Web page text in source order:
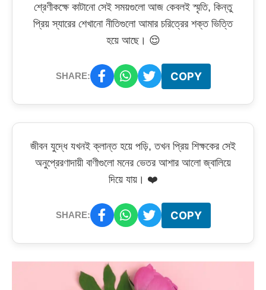
শ্রেণীকক্ষে কাটানো সেই সময়গুলো আজ কেবলই স্মৃতি, কিন্তু
প্রিয় স্যারের শেখানো নীতিগুলো আমার চরিত্রের শক্ত ভিত্তি
হয়ে আছে। 😌
SHARE: COPY
জীবন যুদ্ধে যখনই ক্লান্ত হয়ে পড়ি, তখন প্রিয় শিক্ষকের সেই
অনুপ্রেরণাদায়ী বাণীগুলো মনের ভেতর আশার আলো জ্বালিয়ে
দিয়ে যায়। ❤️
SHARE: COPY